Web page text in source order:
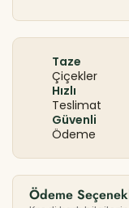
Taze
Çiçekler
Hızlı
Teslimat
Güvenli
Ödeme
Ödeme